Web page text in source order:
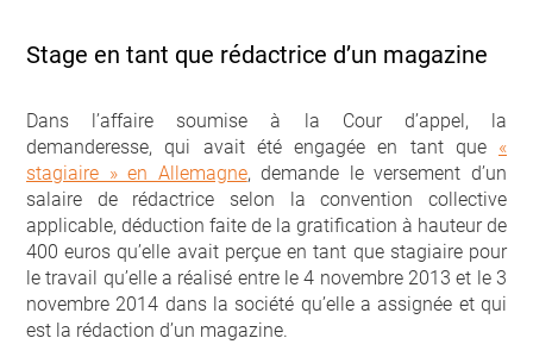
Stage en tant que rédactrice d’un magazine
Dans l’affaire soumise à la Cour d’appel, la
demanderesse, qui avait été engagée en tant que «
stagiaire » en Allemagne, demande le versement d’un
salaire de rédactrice selon la convention collective
applicable, déduction faite de la gratification à hauteur de
400 euros qu’elle avait perçue en tant que stagiaire pour
le travail qu’elle a réalisé entre le 4 novembre 2013 et le 3
novembre 2014 dans la société qu’elle a assignée et qui
est la rédaction d’un magazine.